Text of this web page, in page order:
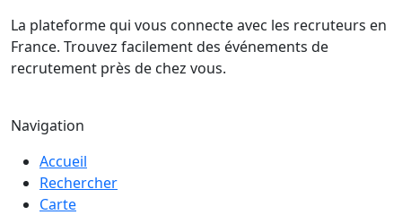
La plateforme qui vous connecte avec les recruteurs en
France. Trouvez facilement des événements de
recrutement près de chez vous.
Navigation
Accueil
Rechercher
Carte